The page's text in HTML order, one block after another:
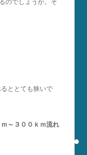
ととても狭いで
ｍ～３００ｋｍ流れ